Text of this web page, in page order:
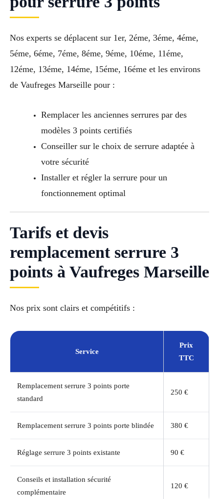
Nos experts se déplacent sur 1er, 2éme, 3éme, 4éme,
5éme, 6éme, 7éme, 8éme, 9éme, 10éme, 11éme,
12éme, 13éme, 14éme, 15éme, 16éme et les environs
de Vaufreges Marseille pour :
Remplacer les anciennes serrures par des
modèles 3 points certifiés
Conseiller sur le choix de serrure adaptée à
votre sécurité
Installer et régler la serrure pour un
fonctionnement optimal
Tarifs et devis
remplacement serrure 3
points à Vaufreges Marseille
Nos prix sont clairs et compétitifs :
Service
Prix
TTC
Remplacement serrure 3 points porte
standard
250 €
Remplacement serrure 3 points porte blindée 380 €
Réglage serrure 3 points existante 90 €
Conseils et installation sécurité
complémentaire
120 €